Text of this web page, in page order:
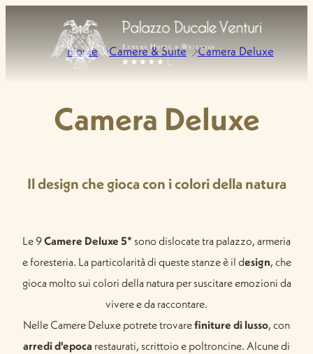
Home Camere & Suite Camera Deluxe
Camera Deluxe
Il design che gioca con i colori della natura
Le 9Camere Deluxe 5* sono dislocate tra palazzo, armeria
e foresteria. La particolarità di queste stanze è il design, che
gioca molto sui colori della natura per suscitare emozioni da
vivere e da raccontare.
Nelle Camere Deluxe potrete trovarefiniture di lusso, con
arredi d'epoca restaurati, scrittoio e poltroncine. Alcune di